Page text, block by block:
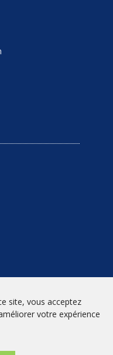
site, vous acceptez
votre expérience